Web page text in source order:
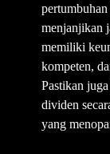
menjanjikan
memiliki
kompeten,
Pastikan
dividen
yang